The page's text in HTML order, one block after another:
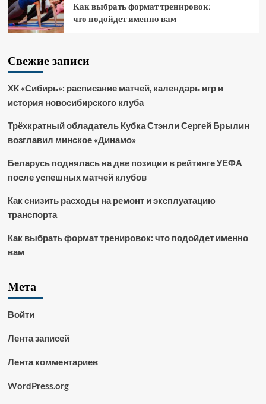
Как выбрать формат тренировок:
что подойдет именно вам
Свежие записи
ХК «Сибирь»: расписание матчей, календарь игр и
история новосибирского клуба
Трёхкратный обладатель Кубка Стэнли Сергей Брылин
возглавил минское «Динамо»
Беларусь поднялась на две позиции в рейтинге УЕФА
после успешных матчей клубов
Как снизить расходы на ремонт и эксплуатацию
транспорта
Как выбрать формат тренировок: что подойдет именно
вам
Мета
Войти
Лента записей
Лента комментариев
WordPress.org